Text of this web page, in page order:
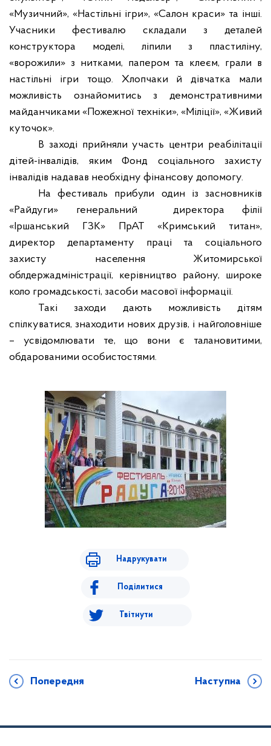
«Музичний», «Настільні ігри», «Салон краси» та інші.
Учасники фестивалю складали з деталей
конструктора моделі, ліпили з пластиліну,
«ворожили» з нитками, папером та клеєм, грали в
настільні ігри тощо. Хлопчаки й дівчатка мали
можливість ознайомитись з демонстративними
майданчиками «Пожежної техніки», «Міліції», «Живий
куточок».
В заході прийняли участь центри реабілітації
дітей-інвалідів, яким Фонд соціального захисту
інвалідів надавав необхідну фінансову допомогу.
На фестиваль прибули один із засновників
«Райдуги» генеральний
директора філії
«Іршанський ГЗК» ПрАТ «Кримський титан»,
директор департаменту праці та соціального
захисту населення Житомирської
облдержадміністрації, керівництво району, широке
коло громадськості, засоби масової інформації.
Такі заходи дають можливість дітям
спілкуватися, знаходити нових друзів, і найголовніше
– усвідомлювати те, що вони є талановитими,
обдарованими особистостями.
Надрукувати
Поділитися
Твітнути
Попередня Наступна